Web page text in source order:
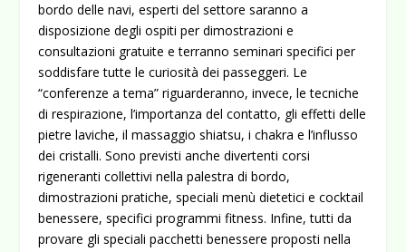
bordo delle navi, esperti del settore saranno a
disposizione degli ospiti per dimostrazioni e
consultazioni gratuite e terranno seminari specifici per
soddisfare tutte le curiosità dei passeggeri. Le
“conferenze a tema” riguarderanno, invece, le tecniche
di respirazione, l’importanza del contatto, gli effetti delle
pietre laviche, il massaggio shiatsu, i chakra e l’influsso
dei cristalli. Sono previsti anche divertenti corsi
rigeneranti collettivi nella palestra di bordo,
dimostrazioni pratiche, speciali menù dietetici e cocktail
benessere, specifici programmi fitness. Infine, tutti da
provare gli speciali pacchetti benessere proposti nella